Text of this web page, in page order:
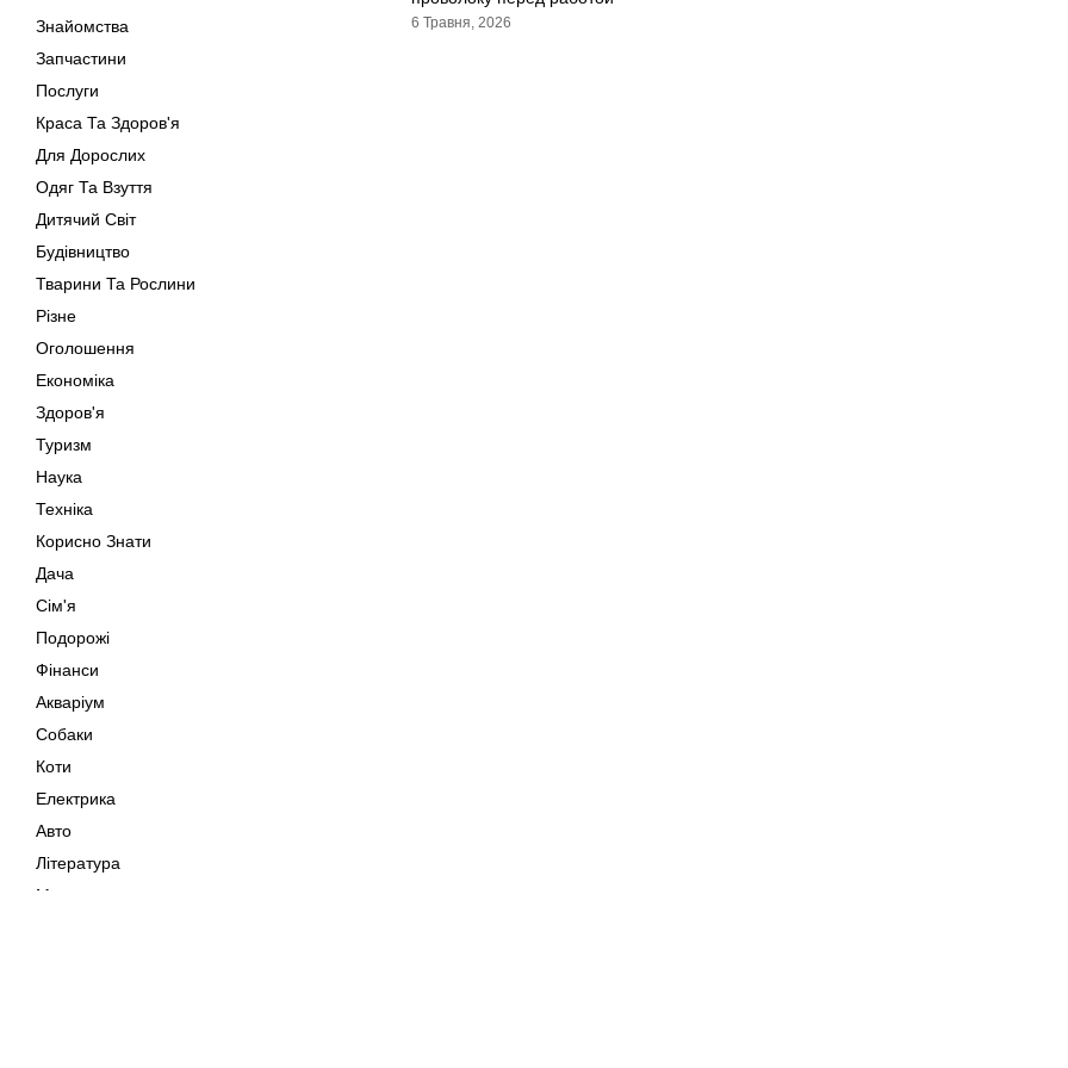
Знайомства
Запчастини
Послуги
Краса Та Здоров'я
Для Дорослих
Одяг Та Взуття
Дитячий Світ
Будівництво
Тварини Та Рослини
Різне
Оголошення
Економіка
Здоров'я
Туризм
Наука
Техніка
Корисно Знати
Дача
Сім'я
Подорожі
Фінанси
Акваріум
Собаки
Коти
Електрика
Авто
Література
Музика
6 Травня, 2026